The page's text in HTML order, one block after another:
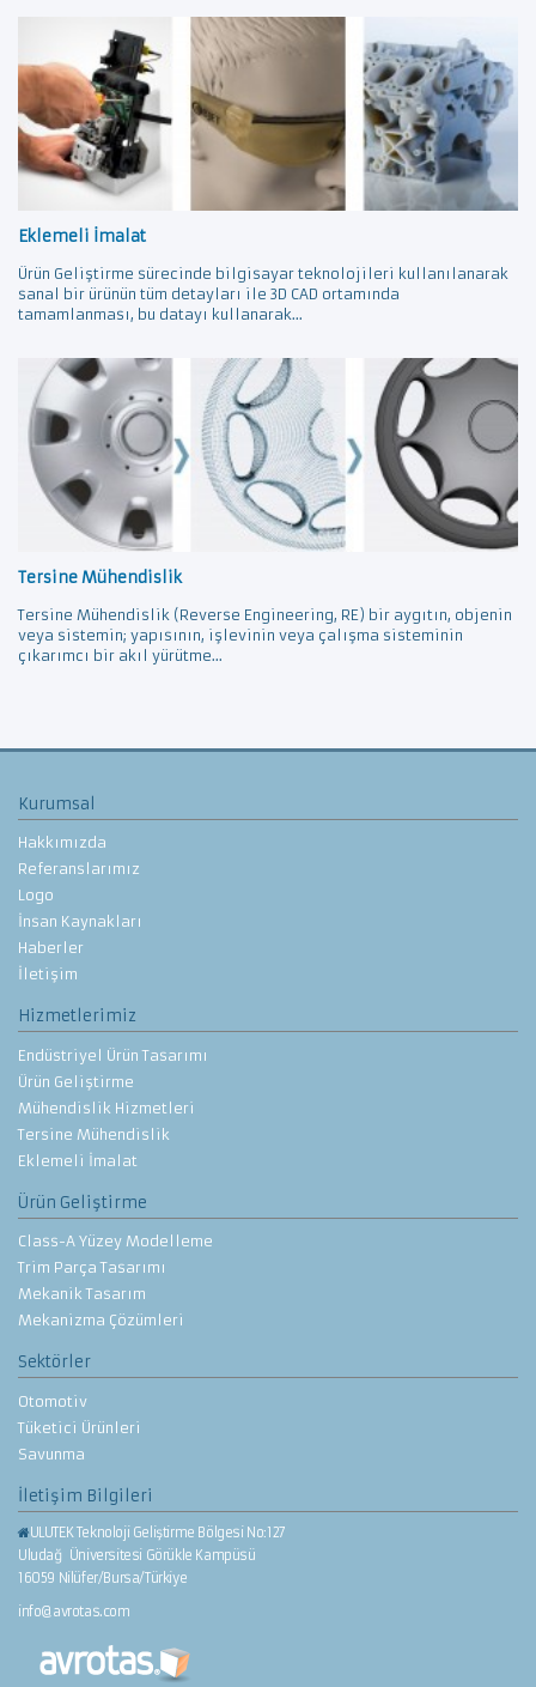
Eklemeli İmalat
Ürün Geliştirme sürecinde bilgisayar teknolojileri kullanılanarak
sanal bir ürünün tüm detayları ile 3D CAD ortamında
tamamlanması, bu datayı kullanarak...
Tersine Mühendislik
Tersine Mühendislik (Reverse Engineering, RE) bir aygıtın, objenin
veya sistemin; yapısının, işlevinin veya çalışma sisteminin
çıkarımcı bir akıl yürütme...
Kurumsal
Hakkımızda
Referanslarımız
Logo
İnsan Kaynakları
Haberler
İletişim
Hizmetlerimiz
Endüstriyel Ürün Tasarımı
Ürün Geliştirme
Mühendislik Hizmetleri
Tersine Mühendislik
Eklemeli İmalat
Ürün Geliştirme
Class-A Yüzey Modelleme
Trim Parça Tasarımı
Mekanik Tasarım
Mekanizma Çözümleri
Sektörler
Otomotiv
Tüketici Ürünleri
Savunma
İletişim Bilgileri
ULUTEK Teknoloji Geliştirme Bölgesi No:127
Uludağ Üniversitesi Görükle Kampüsü
16059 Nilüfer/Bursa/Türkiye
info@avrotas.com